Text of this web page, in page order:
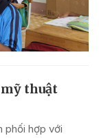
thuật
phối hợp với